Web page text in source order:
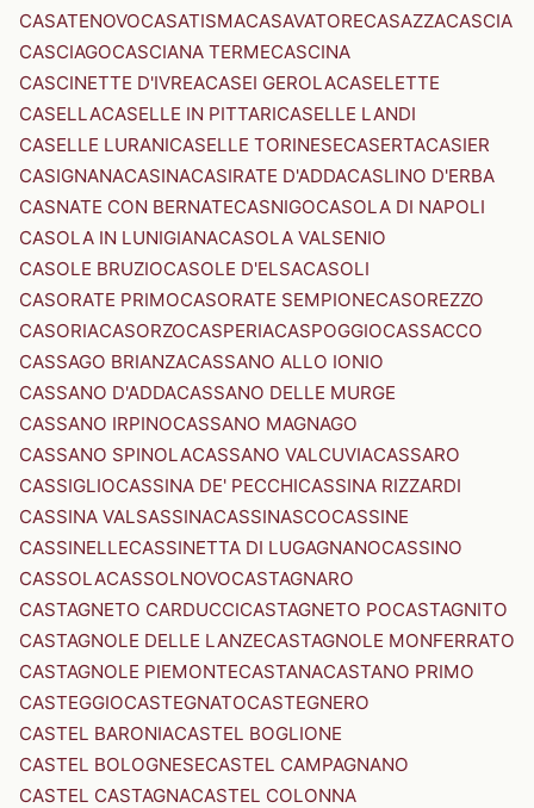
CASATENOVOCASATISMACASAVATORECASAZZACASCIA
CASCIAGOCASCIANA TERMECASCINA
CASCINETTE D'IVREACASEI GEROLACASELETTE
CASELLACASELLE IN PITTARICASELLE LANDI
CASELLE LURANICASELLE TORINESECASERTACASIER
CASIGNANACASINACASIRATE D'ADDACASLINO D'ERBA
CASNATE CON BERNATECASNIGOCASOLA DI NAPOLI
CASOLA IN LUNIGIANACASOLA VALSENIO
CASOLE BRUZIOCASOLE D'ELSACASOLI
CASORATE PRIMOCASORATE SEMPIONECASOREZZO
CASORIACASORZOCASPERIACASPOGGIOCASSACCO
CASSAGO BRIANZACASSANO ALLO IONIO
CASSANO D'ADDACASSANO DELLE MURGE
CASSANO IRPINOCASSANO MAGNAGO
CASSANO SPINOLACASSANO VALCUVIACASSARO
CASSIGLIOCASSINA DE' PECCHICASSINA RIZZARDI
CASSINA VALSASSINACASSINASCOCASSINE
CASSINELLECASSINETTA DI LUGAGNANOCASSINO
CASSOLACASSOLNOVOCASTAGNARO
CASTAGNETO CARDUCCICASTAGNETO POCASTAGNITO
CASTAGNOLE DELLE LANZECASTAGNOLE MONFERRATO
CASTAGNOLE PIEMONTECASTANACASTANO PRIMO
CASTEGGIOCASTEGNATOCASTEGNERO
CASTEL BARONIACASTEL BOGLIONE
CASTEL BOLOGNESECASTEL CAMPAGNANO
CASTEL CASTAGNACASTEL COLONNA